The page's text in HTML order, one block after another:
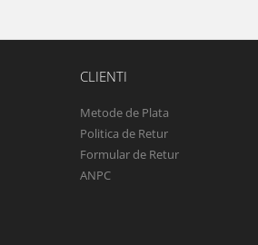
CLIENTI
Metode de Plata
Politica de Retur
Formular de Retur
ANPC